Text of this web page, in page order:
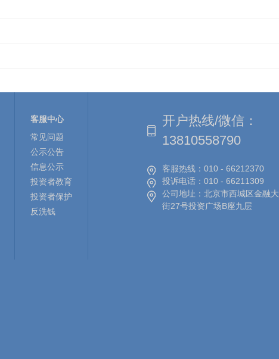
客服中心
常见问题
公示公告
信息公示
投资者教育
投资者保护
反洗钱
开户热线/微信：
13810558790
客服热线： 010 - 66212370
投诉电话： 010 - 66211309
公司地址： 北京市西城区金融大
街27号投资广场B座九层